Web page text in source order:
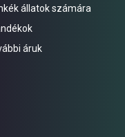
állatok számára
áruk